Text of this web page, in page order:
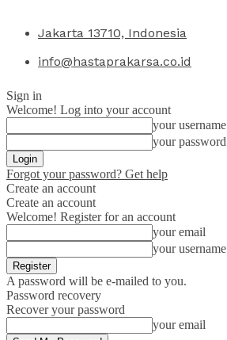
Jakarta 13710, Indonesia
info@hastaprakarsa.co.id
Sign in
Welcome! Log into your account
your username
your password
Forgot your password? Get help
Create an account
Create an account
Welcome! Register for an account
your email
your username
A password will be e-mailed to you.
Password recovery
Recover your password
your email